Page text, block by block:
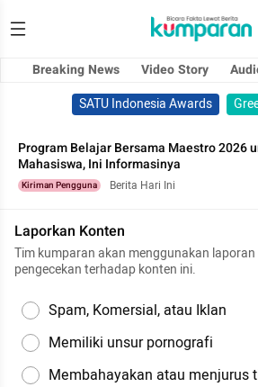
Breaking News Video Story
SATU Indonesia Awards
Program Belajar Bersama Maestro 2026
Mahasiswa, Ini Informasinya
Kiriman Pengguna Berita Hari Ini
Laporkan Konten
Tim kumparan akan menggunakan
pengecekan terhadap konten ini.
Spam, Komersial, atau Iklan
Memiliki unsur pornografi
Membahayakan atau menjurus